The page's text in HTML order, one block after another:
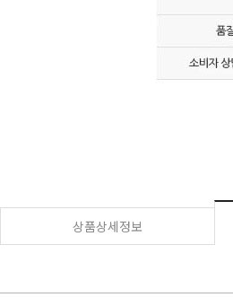
상품상세정보